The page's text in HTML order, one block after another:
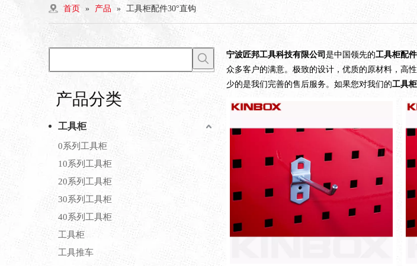
首页 » 产品 » 工具柜配件30°直钩
产品分类
工具柜
0系列工具柜
10系列工具柜
20系列工具柜
30系列工具柜
40系列工具柜
工具柜
工具推车
宁波匠邦工具科技有限公司 是中国领先的工具柜配
众多客户的满意。极致的设计，优质的原材料，高
少的是我们完善的售后服务。如果您对我们的工具